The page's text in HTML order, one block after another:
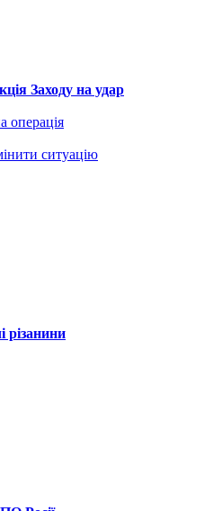
Заходу на удар
операція
ситуацію
різанини